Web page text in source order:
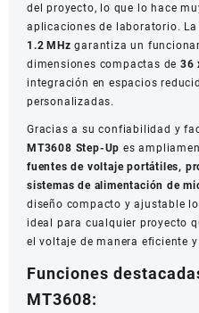
del proyecto, lo que lo hace
aplicaciones de laboratorio. La
1.2 MHz garantiza un
dimensiones compactas de36
integración en espacios
personalizadas.
Gracias a su confiabilidad y
MT3608 Step-Up es
fuentes de voltaje portátiles,
sistemas de alimentación de
diseño compacto y ajustable
ideal para cualquier proyecto
el voltaje de manera eficiente y
Funciones
MT3608: